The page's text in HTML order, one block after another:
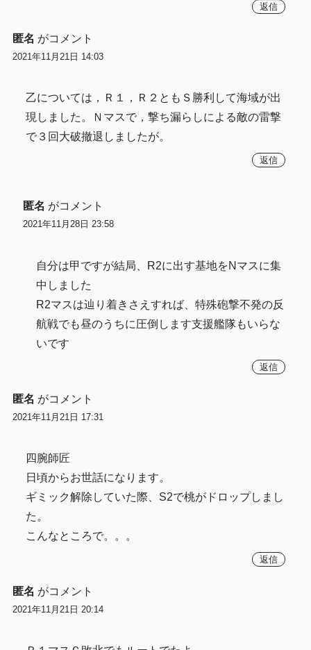
返信
匿名 がコメント
2021年11月21日 14:03
乙については，Ｒ１，Ｒ２ともＳ勝利して海域が出
現しました。Ｎマスで，撃ち漏らしによる敵の雷撃
で３回大破撤退しましたが。
返信
匿名 がコメント
2021年11月28日 23:58
自分は甲ですが結局、R2に出す基地をNマスに集
中しました
R2マスは辿り着きさえすれば、特殊砲撃不発の反
航戦でも昼のうちに圧倒します支援艦隊もいらな
いです
返信
匿名 がコメント
2021年11月21日 17:31
四腕師匠
日頃からお世話になります。
ギミック解除していた際、S2で桃がドロップしまし
た。
こんなところで。。。
返信
匿名 がコメント
2021年11月21日 20:14